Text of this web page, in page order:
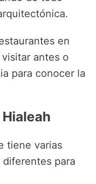
en
antes o
para conocer la
tiene varias
diferentes para